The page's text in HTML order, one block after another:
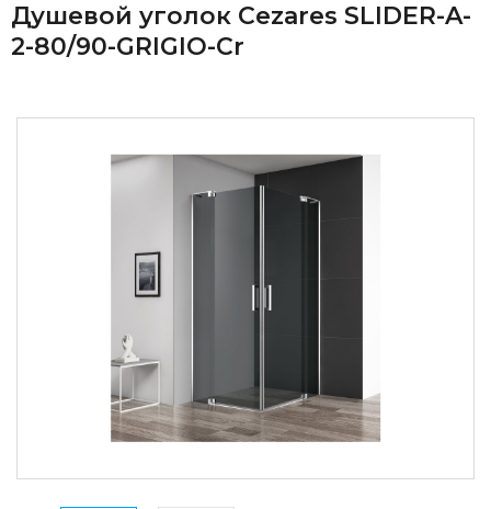
Душевой уголок Cezares SLIDER-A-
2-80/90-GRIGIO-Cr